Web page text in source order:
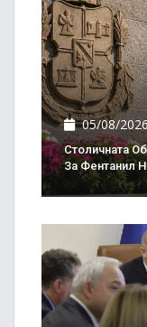
05/08/
Столичната
За Фентанил